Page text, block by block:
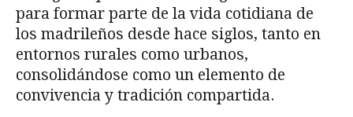
para formar parte de la vida cotidiana de
los madrileños desde hace siglos, tanto en
entornos rurales como urbanos,
consolidándose como un elemento de
convivencia y tradición compartida.